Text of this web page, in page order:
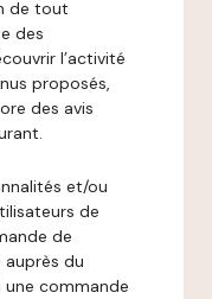
de tout
des
l’activité
proposés,
des avis
et/ou
de
de
du
commande